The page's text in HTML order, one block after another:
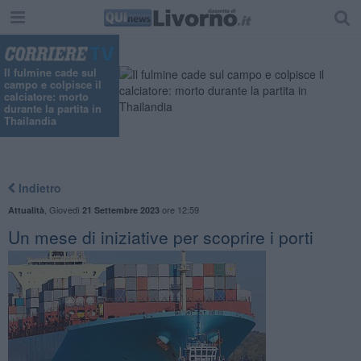
Il fulmine cade sul
campo e colpisce il
calciatore: morto
durante la partita in
Thailandia
Indietro
Attualità Giovedì 21 Settembre 2023ore 12:59
Un mese di iniziative per scoprire i porti